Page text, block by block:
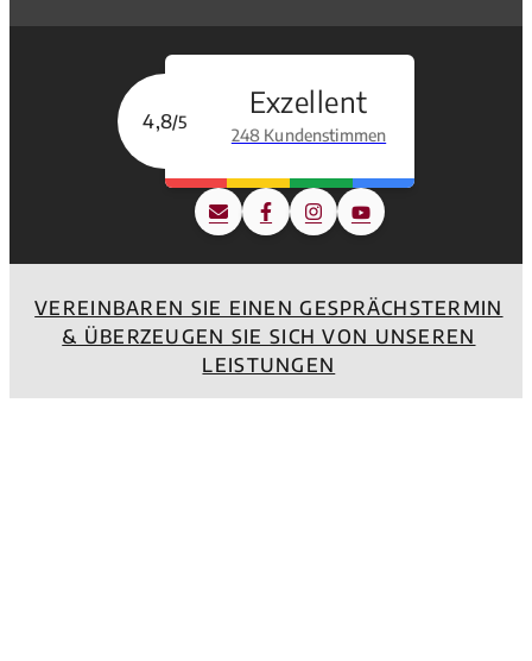
4,8/5
Exzellent
248 Kundenstimmen
VEREINBAREN SIE EINEN GESPRÄCHSTERMIN
& ÜBERZEUGEN SIE SICH VON UNSEREN
LEISTUNGEN